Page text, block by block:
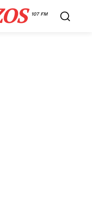
107 FM